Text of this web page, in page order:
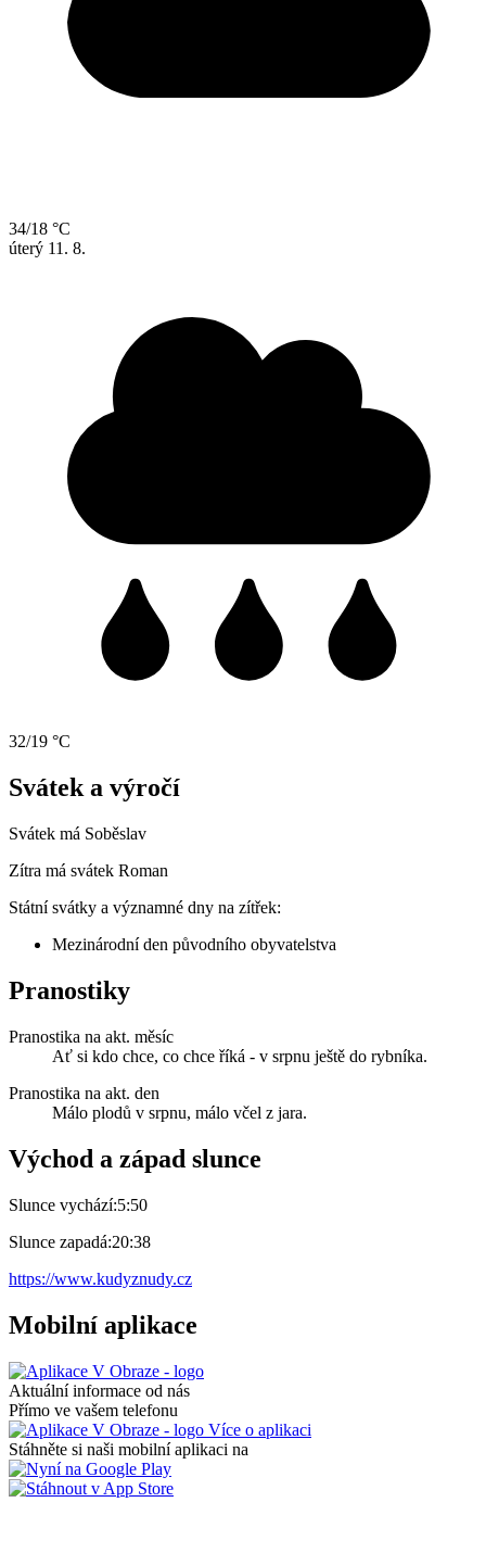
34/18 °C
úterý 11. 8.
32/19 °C
Svátek a výročí
Svátek má Soběslav
Zítra má svátek Roman
Státní svátky a významné dny na zítřek:
Mezinárodní den původního obyvatelstva
Pranostiky
Pranostika na akt. měsíc
Ať si kdo chce, co chce říká - v srpnu ještě do rybníka.
Pranostika na akt. den
Málo plodů v srpnu, málo včel z jara.
Východ a západ slunce
Slunce vychází:5:50
Slunce zapadá:20:38
https://www.kudyznudy.cz
Mobilní aplikace
Aktuální informace od nás
Přímo ve vašem telefonu
Více o aplikaci
Stáhněte si naši mobilní aplikaci na